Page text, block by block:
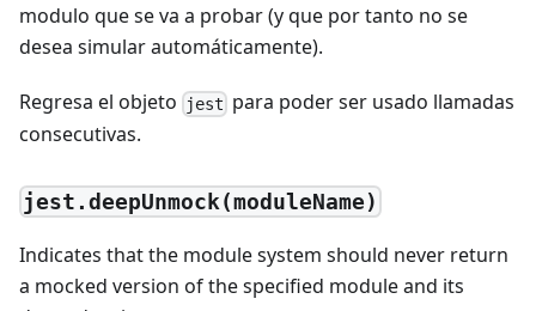
modulo que se va a probar (y que por tanto no se
desea simular automáticamente).
Regresa el objeto jest para poder ser usado llamadas
consecutivas.
jest.deepUnmock(moduleName)
Indicates that the module system should never return
a mocked version of the specified module and its